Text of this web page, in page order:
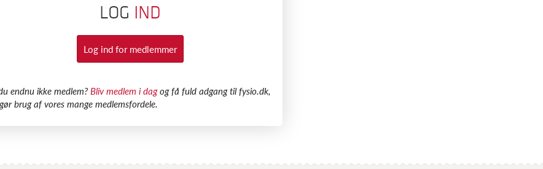
LOG IND
Log ind for medlemmer
endnu ikke medlem? Bliv medlem i dagog få fuld adgang til fysio.dk,
brug af vores mange medlemsfordele.